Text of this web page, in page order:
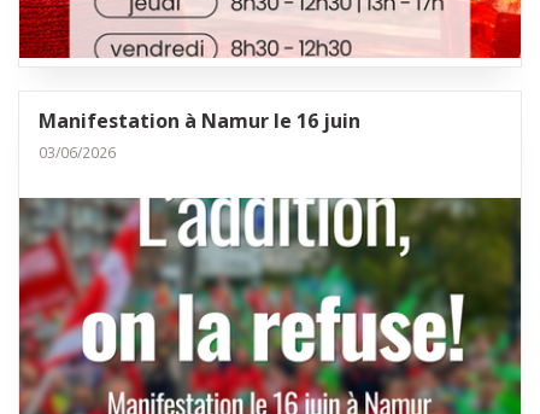
Manifestation à Namur le 16 juin
03/06/2026